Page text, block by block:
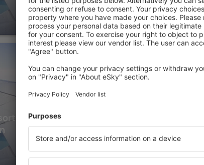
201€
Sesto Fiorentino, 08 august 2026, 2
B&B Hotel Firenze Novoli
166€
Florenţa, 08 august 2026, 2 nopți